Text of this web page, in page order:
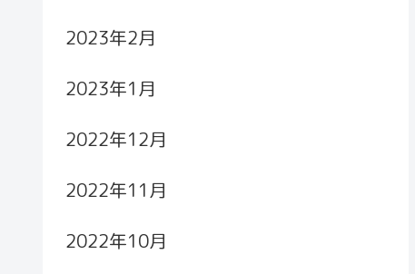
2023年2月
2023年1月
2022年12月
2022年11月
2022年10月